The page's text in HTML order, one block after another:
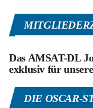
Das AMSAT-DL
exklusiv für
DIE OSCAR-